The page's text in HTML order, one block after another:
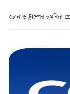
ডোনাল্ড ট্রাম্পের হুমকির